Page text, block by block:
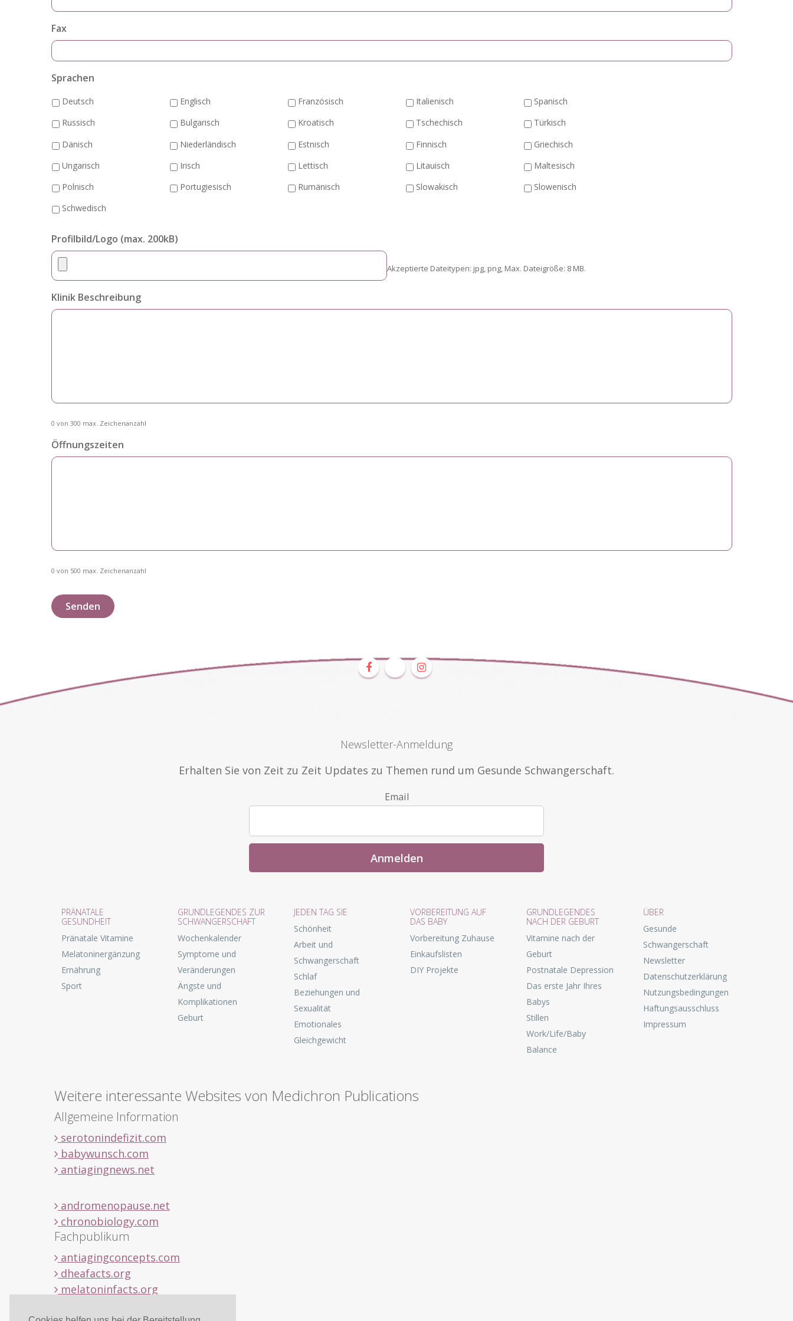
Fax
Sprachen
Deutsch Englisch Französisch Italienisch
Spanisch
Russisch
Bulgarisch Kroatisch Tschechisch
Türkisch
Dänisch
Niederländisch Estnisch Finnisch
Griechisch
Ungarisch
Irisch Lettisch Litauisch
Maltesisch
Polnisch
Portugiesisch Rumänisch Slowakisch
Slowenisch
Schwedisch
Profilbild/Logo (max. 200kB)
Akzeptierte Dateitypen: jpg, png, Max. Dateigröße: 8 MB.
Klinik Beschreibung
0 von 300 max. Zeichenanzahl
Öffnungszeiten
0 von 500 max. Zeichenanzahl
Newsletter-Anmeldung
Erhalten Sie von Zeit zu Zeit Updates zu Themen rund um Gesunde Schwangerschaft.
Email
PRÄNATALE
GESUNDHEIT
Pränatale Vitamine
Melatoninergänzung
Ernährung
Sport
GRUNDLEGENDES ZUR
SCHWANGERSCHAFT
Wochenkalender
Symptome und
Veränderungen
Ängste und
Komplikationen
Geburt
JEDEN TAG SIE
Schönheit
Arbeit und
Schwangerschaft
Schlaf
Beziehungen und
Sexualität
Emotionales
Gleichgewicht
VORBEREITUNG AUF
DAS BABY
Vorbereitung Zuhause
Einkaufslisten
DIY Projekte
GRUNDLEGENDES
NACH DER GEBURT
Vitamine nach der
Geburt
Postnatale Depression
Das erste Jahr Ihres
Babys
Stillen
Work/Life/Baby
Balance
ÜBER
Gesunde
Schwangerschaft
Newsletter
Datenschutzerklärung
Nutzungsbedingungen
Haftungsausschluss
Impressum
Weitere interessante Websites von Medichron Publications
Allgemeine Information
serotonindefizit.com
babywunsch.com
antiagingnews.net
andromenopause.net
chronobiology.com
Fachpublikum
antiagingconcepts.com
dheafacts.org
melatoninfacts.org